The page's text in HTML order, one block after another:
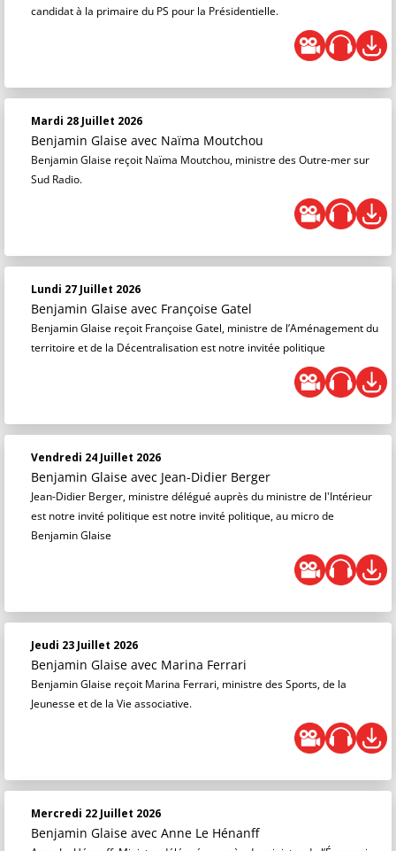
candidat à la primaire du PS pour la Présidentielle.
Mardi 28 Juillet 2026
Benjamin Glaise avec Naïma Moutchou
Benjamin Glaise reçoit Naïma Moutchou, ministre des Outre-mer sur
Sud Radio.
Lundi 27 Juillet 2026
Benjamin Glaise avec Françoise Gatel
Benjamin Glaise reçoit Françoise Gatel, ministre de l’Aménagement du
territoire et de la Décentralisation est notre invitée politique
Vendredi 24 Juillet 2026
Benjamin Glaise avec Jean-Didier Berger
Jean-Didier Berger, ministre délégué auprès du ministre de l'Intérieur
est notre invité politique est notre invité politique, au micro de
Benjamin Glaise
Jeudi 23 Juillet 2026
Benjamin Glaise avec Marina Ferrari
Benjamin Glaise reçoit Marina Ferrari, ministre des Sports, de la
Jeunesse et de la Vie associative.
Mercredi 22 Juillet 2026
Benjamin Glaise avec Anne Le Hénanff